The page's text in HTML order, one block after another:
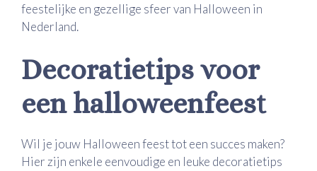
feestelijke en gezellige sfeer van Halloween in
Nederland.
Decoratietips voor
een halloweenfeest
Wil je jouw Halloween feest tot een succes maken?
Hier zijn enkele eenvoudige en leuke decoratietips